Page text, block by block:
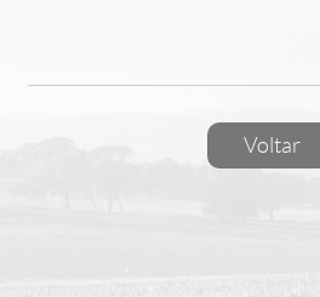
Voltar